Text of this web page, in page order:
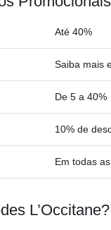
Até 40%
Saiba mais
De 5 a 40%
10% de
Em todas
L’Occitane?